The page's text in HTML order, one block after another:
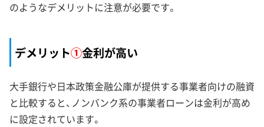
のようなデメリットに注意が必要です。
デメリット①金利が高い
大手銀行や日本政策金融公庫が提供する事業者向けの融資
と比較すると、ノンバンク系の事業者ローンは金利が高め
に設定されています。